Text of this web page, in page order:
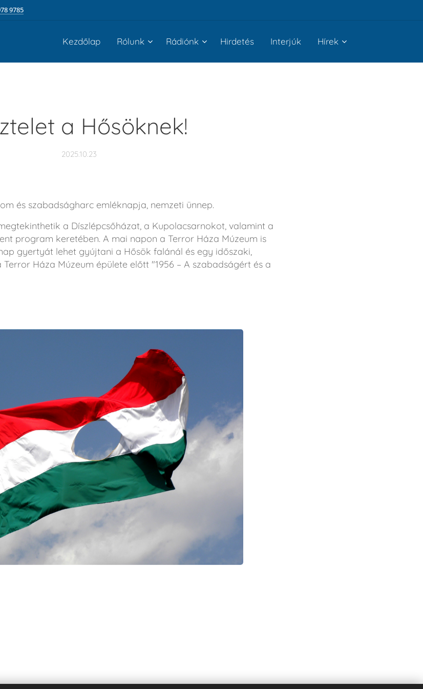
9785
Kezdőlap Rólunk Rádiónk Hirdetés Interjúk Hírek
a Hősöknek!
2025.10.23
és szabadságharc emléknapja, nemzeti ünnep.
a Díszlépcsőházat, a Kupolacsarnokot, valamint a
program keretében. A mai napon a Terror Háza Múzeum is
gyertyát lehet gyújtani a Hősök falánál és egy időszaki,
Háza Múzeum épülete előtt "1956 – A szabadságért és a